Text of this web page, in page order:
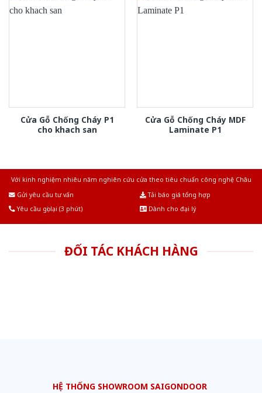
Cửa Gỗ Chống Cháy P1
cho khach san
Cửa Gỗ Chống Cháy MDF
Laminate P1
Với kinh nghiệm nhiêu năm nghiên cứu cửa theo tiêu chuẩn công nghệ Châu
Gửi yêu cầu tư vấn
Tải báo giá tổng hợp
Yêu cầu gọi lại (3 phút)
Dành cho đại lý
ĐỐI TÁC KHÁCH HÀNG
HỆ THỐNG SHOWROOM SAIGONDOOR